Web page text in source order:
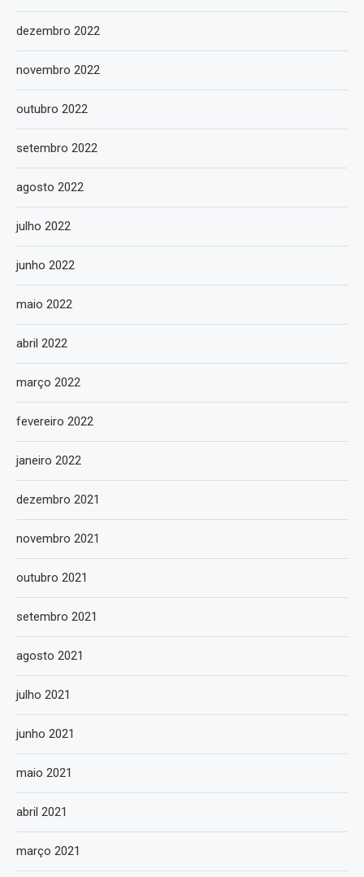
dezembro 2022
novembro 2022
outubro 2022
setembro 2022
agosto 2022
julho 2022
junho 2022
maio 2022
abril 2022
março 2022
fevereiro 2022
janeiro 2022
dezembro 2021
novembro 2021
outubro 2021
setembro 2021
agosto 2021
julho 2021
junho 2021
maio 2021
abril 2021
março 2021